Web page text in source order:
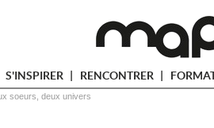
S'INSPIRER RENCONTRER
soeurs, deux univers